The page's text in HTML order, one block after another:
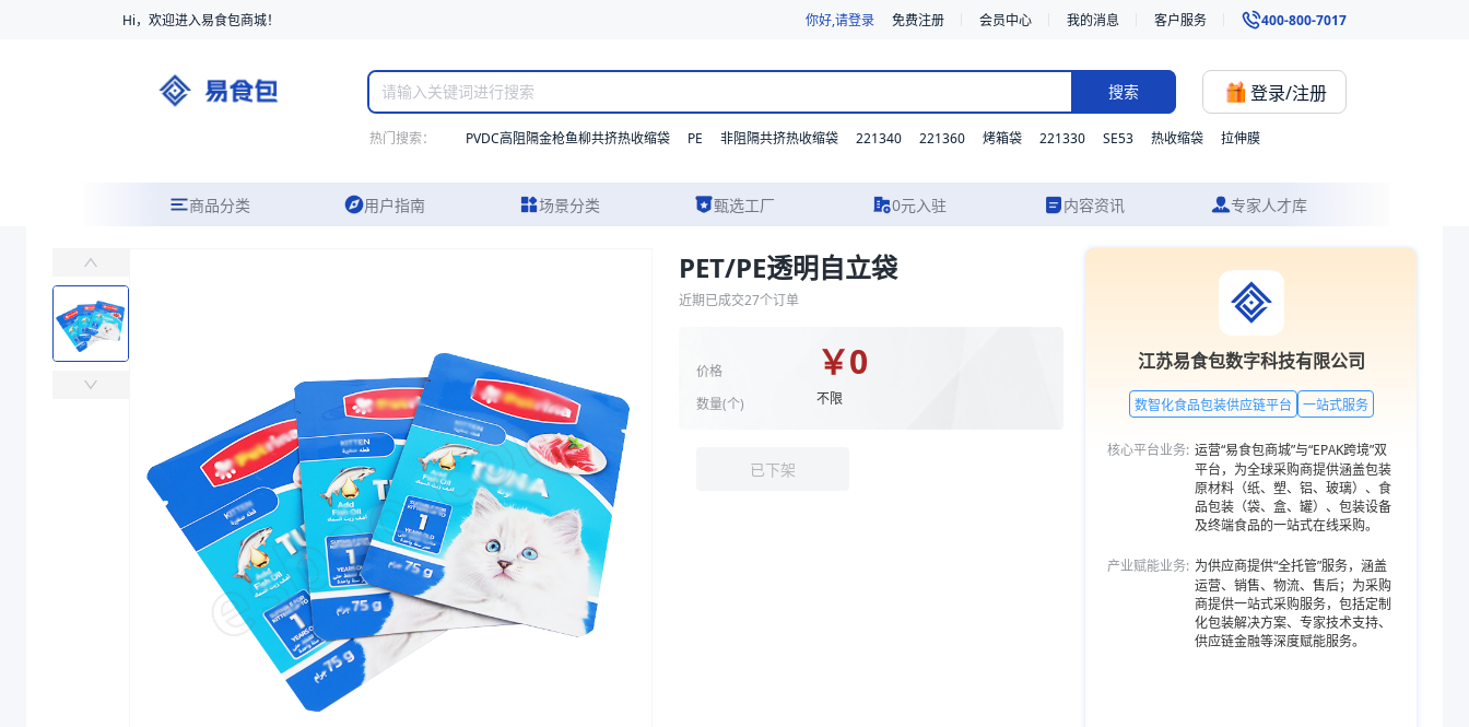
Hi，欢迎进入易食包商城！ 你好,请登录 免费注册 会员中心 我的消息 客户服务 400-800-7017
搜索 登录/注册
热门搜索： PVDC高阻隔金枪鱼柳共挤热收缩袋 PE 非阻隔共挤热收缩袋 221340 221360 烤箱袋 221330 SE53 热收缩袋 拉伸膜
商品分类 用户指南 场景分类 甄选工厂 0元入驻 内容资讯 专家人才库
易食包（EPAK）专注于PET/PE透明自立袋包装，提供详尽的规格参数、实物图片及报价参考。我们支持材质、型号与功能的灵活定制，并提供从方案设计到成品交付的一站式食品包装服务。更多包装品类，欢迎访问易
￥0
商品分类
300+50
自立袋
PET/PE透明自立袋
近期已成交27个订单
价格
数量(个)
￥0
不限
已下架
江苏易食包数字科技有限公司
数智化食品包装供应链平台 一站式服务
核心平台业务: 运营“易食包商城”与“EPAK跨境”双
平台，为全球采购商提供涵盖包装
原材料（纸、塑、铝、玻璃）、食
品包装（袋、盒、罐）、包装设备
及终端食品的一站式在线采购。
产业赋能业务: 为供应商提供“全托管”服务，涵盖
运营、销售、物流、售后；为采购
商提供一站式采购服务，包括定制
化包装解决方案、专家技术支持、
供应链金融等深度赋能服务。